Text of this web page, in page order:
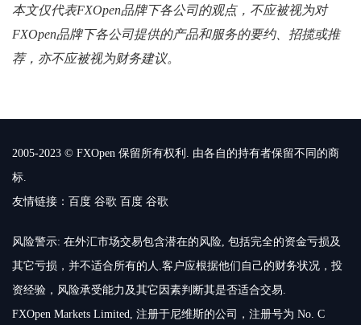
本文仅代表FXOpen品牌下各公司的观点，不应被视为对
FXOpen品牌下各公司提供的产品和服务的要约、招揽或推
荐，亦不应被视为财务建议。
2005-2023 © FXOpen 保留所有权利. 由各自的持有者保留不同的商
标.
友情链接： 百度 谷歌 百度 谷歌
风险警示: 在外汇市场交易包含潜在的风险, 包括完全的资金亏损及
其它亏损，并不适合所有的人.客户应根据他们自己的财务状况，投
资经验，风险承受能力及其它因素判断其是否适合交易.
FXOpen Markets Limited, 注册于尼维斯的公司，注册号为 No. C